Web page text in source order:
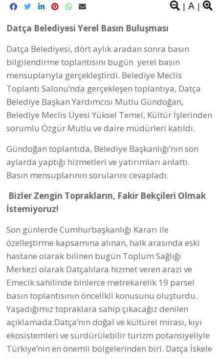
Merkezi olarak Datçalılara hizmet veren arazi ve
basın toplantısının öncelikli konusunu oluşturdu.
Yaşadığımız topraklara sahip çıkacağız denilen
açıklamada:Datça’nın doğal ve kültürel mirası, kıyı
ekosistemleri ve sürdürülebilir turizm potansiyeliyle
Türkiye’nin en önemli bölgelerinden biri. Datça İskele
Mahallesi’nde bulunan eski hastane arazisinin ve
Emecik’teki yüz binlerce metrekarelik kamu
arazisinin özelleştirme kapsamına alınmasıyla
Özelleştirme sonrasında doğal alanlar üzerinde
yapılaşma baskısının artma ve bölgenin ekolojik
dengesinin olumsuz etkilenme riskine dikkat çekildi.
Söz konusu özelleştirmeye karşı geçen hafta eski
hastane arazisinde Muğla Tabip Odası, Muğla
Barosu, Mimarlar Odası Datça Temsilciliği, Datça
Kent Konseyi ve Datça Demokrasi Platformu
tarafından düzenlenen foruma Datça Belediye
Başkanı Aytaç Kurt’un da katıldığı hatırlatıldı.
Kurt tarafından yapılan açıklamada, “Datça’da
Emecik’te bulunan yüz binlerce metrekarelik kamu
arazisinin ve İskele Mahallemizde yer alan eski
hastane alanının özelleştirme kapsamına alınması,
hepimizi yakından ilgilendiren önemli bir gelişmedir.
Bu alanlar yalnızca haritalarda görünen parseller